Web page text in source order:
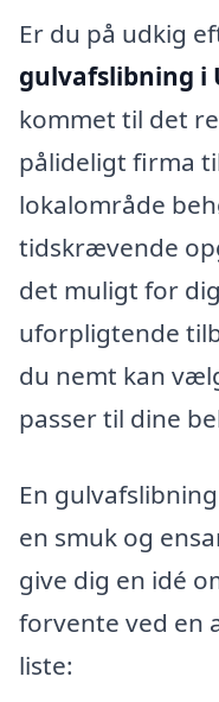
Er du på udkig
gulvafslibning i
kommet til det
pålideligt firma
lokalområde
tidskrævende
det muligt for
uforpligtende
du nemt kan
passer til dine
En
en smuk og
give dig en idé
forvente ved en
liste: